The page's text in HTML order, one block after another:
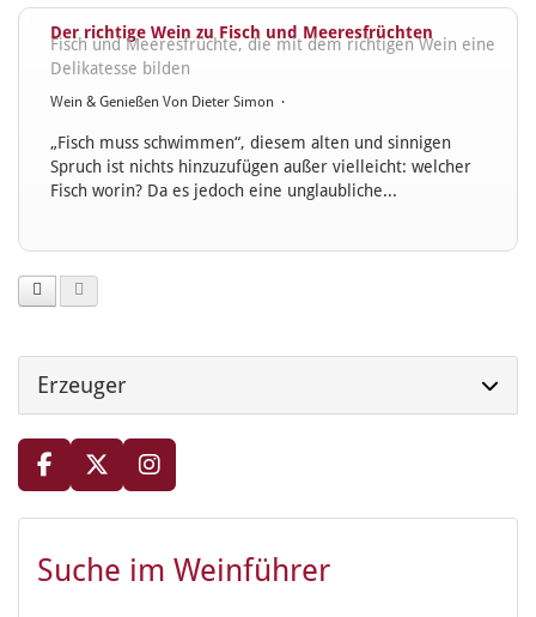
Der richtige Wein zu Fisch und Meeresfrüchten
Fisch und Meeresfrüchte, die mit dem richtigen Wein eine
Delikatesse bilden
Wein & Genießen Von Dieter Simon ·
„Fisch muss schwimmen“, diesem alten und sinnigen
Spruch ist nichts hinzuzufügen außer vielleicht: welcher
Fisch worin? Da es jedoch eine unglaubliche...
Erzeuger
Suche im Weinführer